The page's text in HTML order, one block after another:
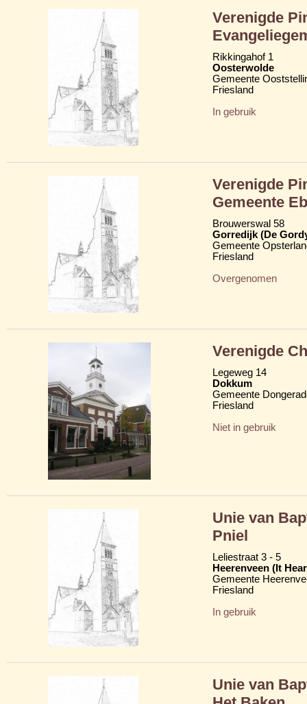
Verenigde
Rikkingahof 1
Oosterwolde
Gemeente
Friesland
In gebruik
Verenigde
Gemeente
Brouwerswal 58
Gorredijk (De
Gemeente
Friesland
Overgenomen
Verenigde
Legeweg 14
Dokkum
Gemeente
Friesland
Niet in gebruik
Unie van
Pniel
Leliestraat 3 - 5
Heerenveen (It
Gemeente
Friesland
In gebruik
Unie van